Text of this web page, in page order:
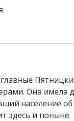
Она имела
население об
здесь и поныне.